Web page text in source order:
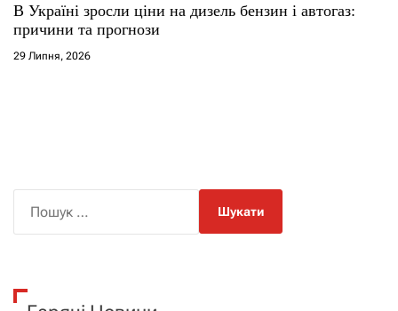
В Україні зросли ціни на дизель бензин і автогаз:
причини та прогнози
29 Липня, 2026
к